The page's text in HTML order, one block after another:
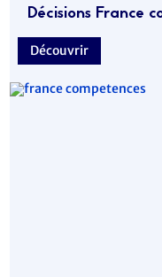
Décisions France
Découvrir